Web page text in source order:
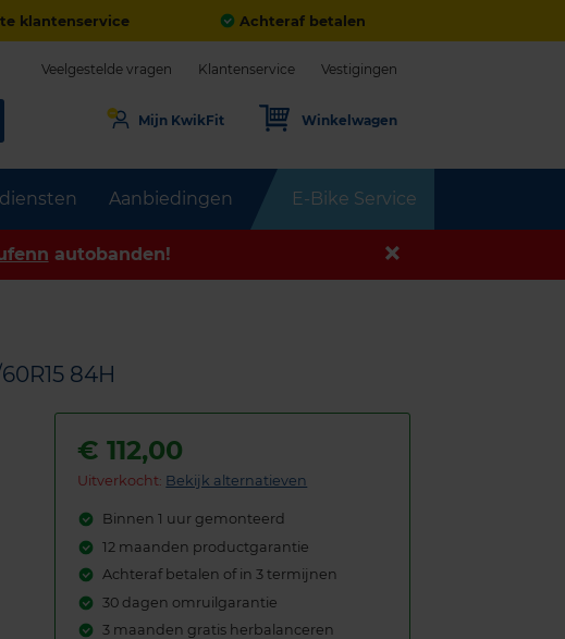
klantenservice Achteraf betalen
Aanbiedingen E-Bike Service
Veelgestelde vragen Klantenservice Vestigingen
Mijn KwikFit Winkelwagen
autobanden!
84H
€112,00
Uitverkocht: Bekijk alternatieven
Binnen 1 uur gemonteerd
12 maanden productgarantie
Achteraf betalen of in 3 termijnen
30 dagen omruilgarantie
3 maanden gratis herbalanceren